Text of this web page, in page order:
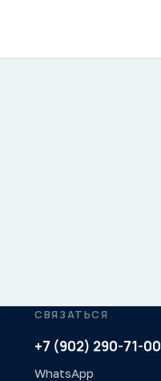
СВЯЗАТЬСЯ
+7 (902) 290-71-00
WhatsApp